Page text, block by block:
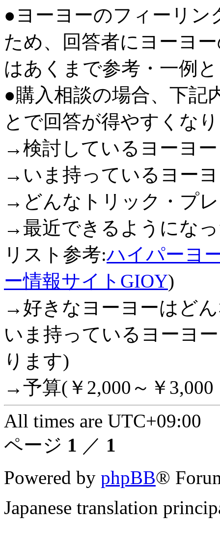
●ヨーヨーのフィーリン
ため、回答者にヨーヨ
はあくまで参考・一例
●購入相談の場合、下記
とで回答が得やすくな
→検討しているヨーヨー
→いま持っているヨー
→どんなトリック・プ
→最近できるようにな
リスト参考:ハイパーヨ
ー情報サイトGIOY)
→好きなヨーヨーはど
いま持っているヨーヨ
ります)
→予算(￥2,000～￥
All times are UTC+09:00
ページ 1 ／ 1
Powered by phpBB®
Japanese translation